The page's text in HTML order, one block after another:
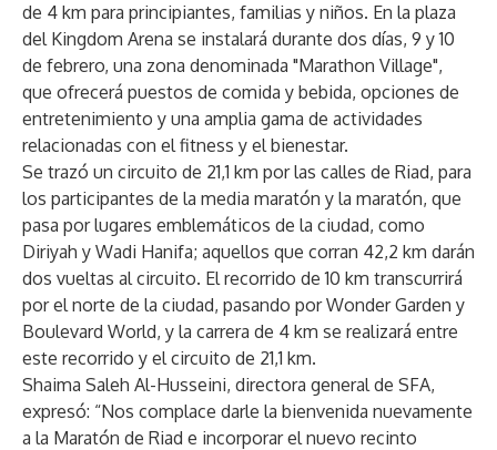
de 4 km para principiantes, familias y niños. En la plaza
del Kingdom Arena se instalará durante dos días, 9 y 10
de febrero, una zona denominada "Marathon Village",
que ofrecerá puestos de comida y bebida, opciones de
entretenimiento y una amplia gama de actividades
relacionadas con el fitness y el bienestar.
Se trazó un circuito de 21,1 km por las calles de Riad, para
los participantes de la media maratón y la maratón, que
pasa por lugares emblemáticos de la ciudad, como
Diriyah y Wadi Hanifa; aquellos que corran 42,2 km darán
dos vueltas al circuito. El recorrido de 10 km transcurrirá
por el norte de la ciudad, pasando por Wonder Garden y
Boulevard World, y la carrera de 4 km se realizará entre
este recorrido y el circuito de 21,1 km.
Shaima Saleh Al-Husseini, directora general de SFA,
expresó: “Nos complace darle la bienvenida nuevamente
a la Maratón de Riad e incorporar el nuevo recinto